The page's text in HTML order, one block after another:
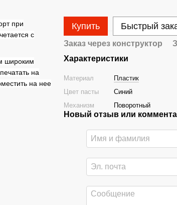
при
с
широким
на
на нее
Купить Быстрый
Заказ через конструктор
Характеристики
Материал
Пластик
Цвет пасты
Синий
Механизм
Поворотный
Новый отзыв или